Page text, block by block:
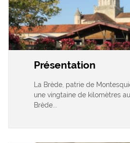
Présentation
La Brède, patrie de
une vingtaine de kilomètres
Brède...